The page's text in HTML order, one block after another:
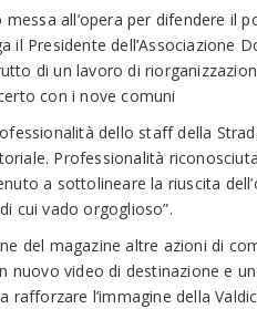
all’opera per difendere il
il Presidente dell’Associazione
di un lavoro di
con i nove comuni
dello staff della
Professionalità
a sottolineare la riuscita
cui vado orgoglioso”.
del magazine altre azioni di
nuovo video di destinazione e
l’immagine della